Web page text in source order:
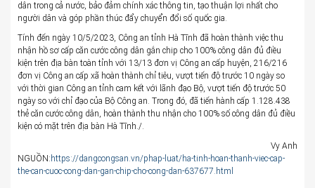
dân trong cả nước, bảo đảm chính xác thông tin, tạo thuận lợi nhất cho
người dân và góp phần thúc đẩy chuyển đổi số quốc gia.
Tính đến ngày 10/5/2023, Công an tỉnh Hà Tĩnh đã hoàn thành việc thu
nhận hồ sơ cấp căn cước công dân gắn chip cho 100% công dân đủ điều
kiện trên địa bàn toàn tỉnh với 13/13 đơn vị Công an cấp huyện, 216/216
đơn vị Công an cấp xã hoàn thành chỉ tiêu, vượt tiến độ trước 10 ngày so
với thời gian Công an tỉnh cam kết với lãnh đạo Bộ, vượt tiến độ trước 50
ngày so với chỉ đạo của Bộ Công an. Trong đó, đã tiến hành cấp 1.128.438
thẻ căn cước công dân, hoàn thành thu nhận cho 100% số công dân đủ điều
kiện có mặt trên địa bàn Hà Tĩnh./.
Vy Anh
NGUỒN: https://dangcongsan.vn/phap-luat/ha-tinh-hoan-thanh-viec-cap-
the-can-cuoc-cong-dan-gan-chip-cho-cong-dan-637677.html